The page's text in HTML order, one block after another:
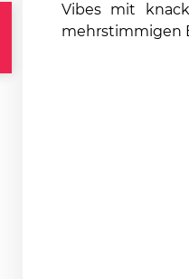
Vibes mit
mehrstimmigen